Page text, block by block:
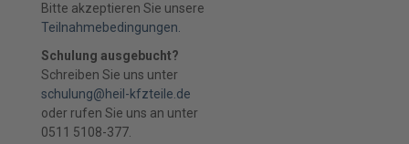
Bitte akzeptieren Sie unsere
Teilnahmebedingungen.
Schulung ausgebucht?
Schreiben Sie uns unter
schulung@heil-kfzteile.de
oder rufen Sie uns an unter
0511 5108-377.